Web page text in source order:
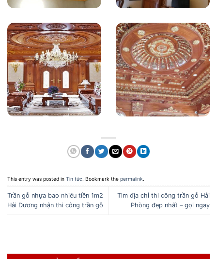
This entry was posted in Tin tức. Bookmark the permalink.
Trần gỗ nhựa bao nhiêu tiền 1m2
Hải Dương nhận thi công trần gỗ
Tìm địa chỉ thi công trần gỗ Hải
Phòng đẹp nhất – gọi ngay